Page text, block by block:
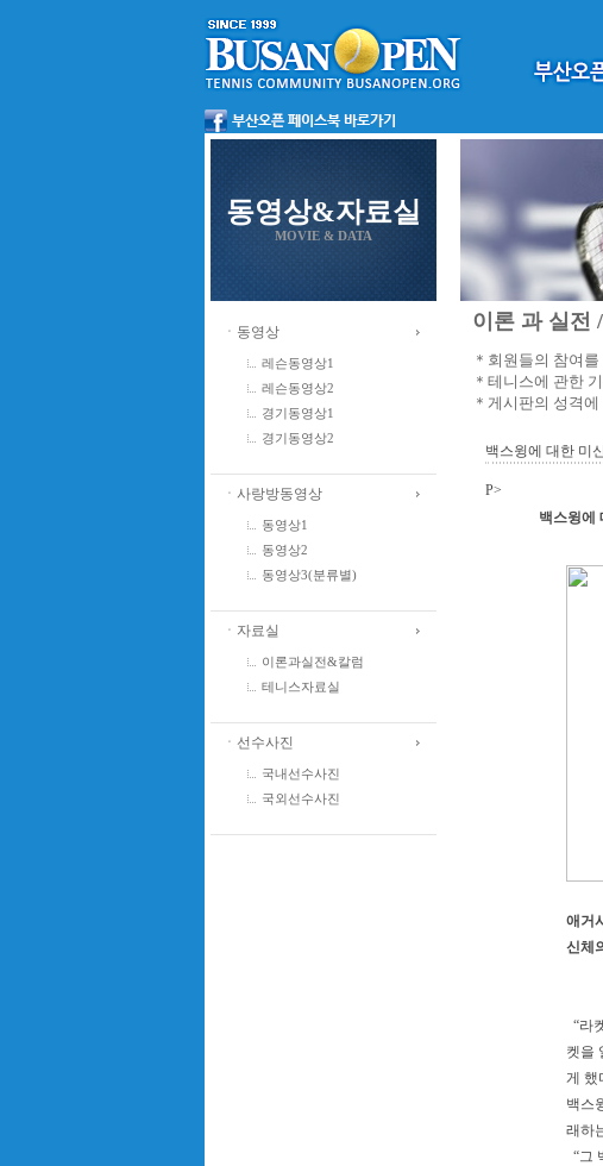
동영상&자료실
MOVIE & DATA
ㆍ동영상
레슨동영상1
레슨동영상2
경기동영상1
경기동영상2
ㆍ사랑방동영상
동영상1
동영상2
동영상3(분류별)
ㆍ자료실
이론과실전&칼럼
테니스자료실
ㆍ선수사진
국내선수사진
국외선수사진
이론 과 실전
＊회원들의 참여
＊테니스에 관한
＊게시판의 성격
백스윙에 대한 미
P>
백스윙에
애거
신체
“라
켓을
게 했
백스
래하
“그